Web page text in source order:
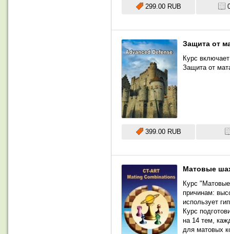
299.00 RUB
Защита от
Курс
Защита от
399.00 RUB
Матовые
Курс
причинам:
использует
Курс
на 14 тем,
для матовых